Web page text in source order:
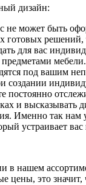
дизайн:
не может быть
готовых
для вас
под вашим
создании
постоянно
и высказывать
Именно так нам
устраивает вас
в нашем
цены, это